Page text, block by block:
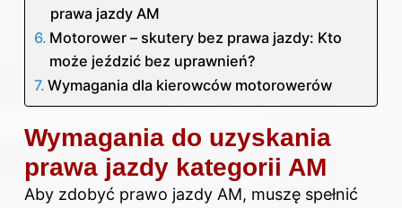
prawa jazdy AM
Motorower – skutery bez prawa jazdy: Kto
może jeździć bez uprawnień?
Wymagania dla kierowców motorowerów
Wymagania do uzyskania
prawa jazdy kategorii AM
Aby zdobyć prawo jazdy AM, muszę spełnić